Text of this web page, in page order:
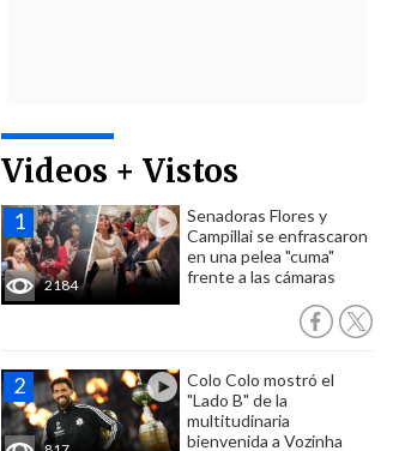
Videos + Vistos
2184
Senadoras Flores y
Campillai se enfrascaron
en una pelea "cuma"
frente a las cámaras
Colo Colo mostró el
"Lado B" de la
multitudinaria
bienvenida a Vozinha